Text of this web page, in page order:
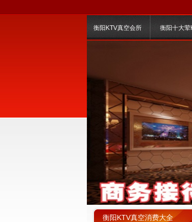
衡阳KTV真空会所 衡阳十大荤
衡阳KTV真空消费大全